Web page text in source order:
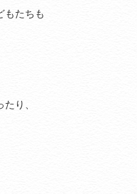
もたちも
り、